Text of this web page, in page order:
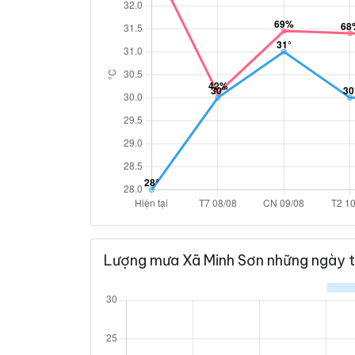
Lượng mưa Xã Minh Sơn những ngày